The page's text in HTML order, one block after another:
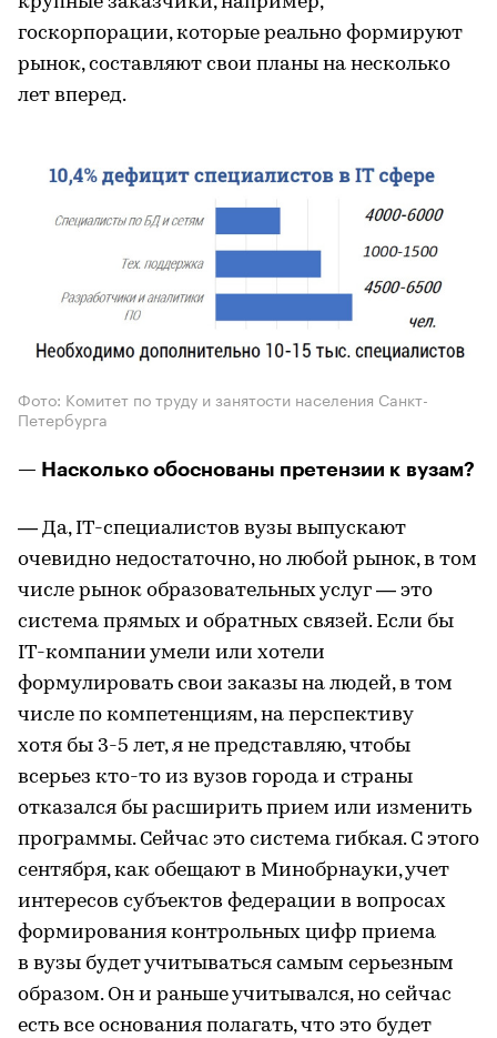
госкорпорации, которые реально формируют
рынок, составляют свои планы на несколько
лет вперед.
Фото: Комитет по труду и занятости населения Санкт-
Петербурга
— Насколько обоснованы претензии к вузам?
— Да, IT-специалистов вузы выпускают
очевидно недостаточно, но любой рынок, в том
числе рынок образовательных услуг — это
система прямых и обратных связей. Если бы
IT-компании умели или хотели
формулировать свои заказы на людей, в том
числе по компетенциям, на перспективу
хотя бы 3-5 лет, я не представляю, чтобы
всерьез кто-то из вузов города и страны
отказался бы расширить прием или изменить
программы. Сейчас это система гибкая. С этого
сентября, как обещают в Минобрнауки, учет
интересов субъектов федерации в вопросах
формирования контрольных цифр приема
в вузы будет учитываться самым серьезным
образом. Он и раньше учитывался, но сейчас
есть все основания полагать, что это будет